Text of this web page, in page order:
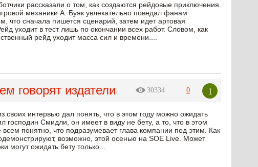
рассказали о том, как создаются рейдовые приключения.
механики А. Буяк увлекательно поведал фанам
что сначала пишется сценарий, затем идет артовая
уходит в тест лишь по окончании всех работ. Словом, как
рейд уходит масса сил и времени....
говорят издатели 30334 0 1
интервью дал понять, что в этом году можно ожидать
господин Смидли, он имеет в виду не бету, а то, что в этом
понятно, что подразумевает глава компании под этим. Как
возможно, этой осенью на SOE Live. Может
могут ожидать бету только...